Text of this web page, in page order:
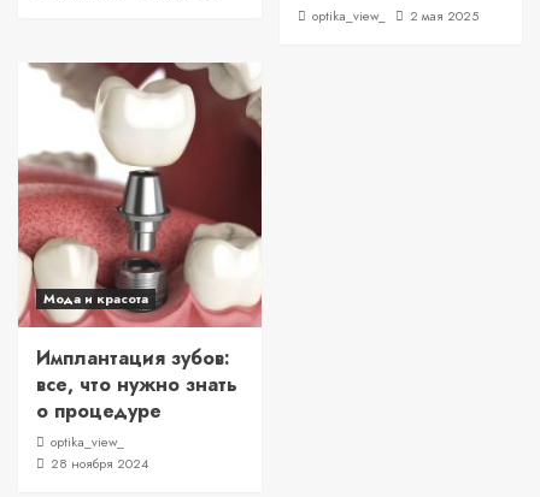
optika_view_ 2 мая 2025
Мода и красота
Имплантация зубов:
все, что нужно знать
о процедуре
optika_view_
28 ноября 2024